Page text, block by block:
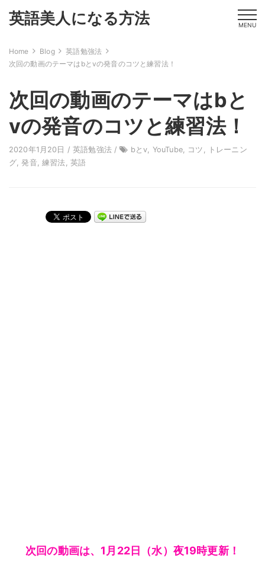
英語美人になる方法 MENU
Home Blog
英語勉強法
次回の動画のテーマはbとvの発音のコツと練習法！
次回の動画のテーマはbと
vの発音のコツと練習法！
2020年1月20日 /英語勉強法/ bとv YouTube, コツ
トレーニン
グ ,発音 ,練習法 英語
次回の動画は、1月22日（水）夜19時更新！